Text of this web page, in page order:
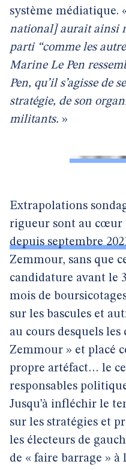
système médiatique.
national] aurait ainsi
parti “comme les
Marine Le Pen
Pen, qu’il s’agisse de
stratégie, de son
militants. »
Extrapolations
rigueur sont au cœur
depuis septembre
Zemmour, sans que
candidature avant le
mois de
sur les bascules et
au cours desquels
Zemmour » et placé
propre artéfact… le
responsables
Jusqu’à infléchir le
sur les stratégies et
les électeurs de
de « faire barrage »